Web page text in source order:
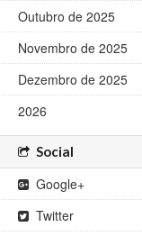
Outubro de 2025
Novembro de 2025
Dezembro de 2025
2026
Social
Google+
Twitter